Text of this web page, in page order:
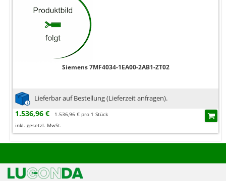
Siemens 7MF4034-1EA00-2AB1-ZT02
Lieferbar auf Bestellung (Lieferzeit anfragen).
1.536,96 €
1.536,96 € pro 1 Stück
inkl. gesetzl. MwSt.